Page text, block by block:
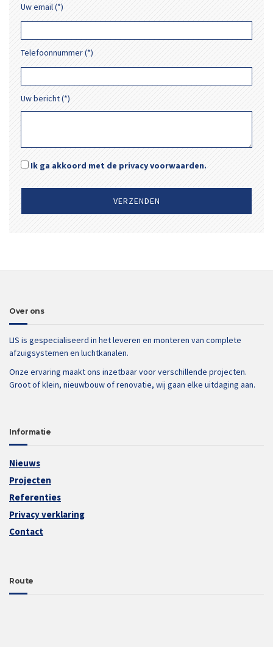
Uw email (*)
Telefoonnummer (*)
Uw bericht (*)
Ik ga akkoord met de privacy voorwaarden.
Over ons
LIS is gespecialiseerd in het leveren en monteren van complete
afzuigsystemen en luchtkanalen.
Onze ervaring maakt ons inzetbaar voor verschillende projecten.
Groot of klein, nieuwbouw of renovatie, wij gaan elke uitdaging aan.
Informatie
Nieuws
Projecten
Referenties
Privacy verklaring
Contact
Route